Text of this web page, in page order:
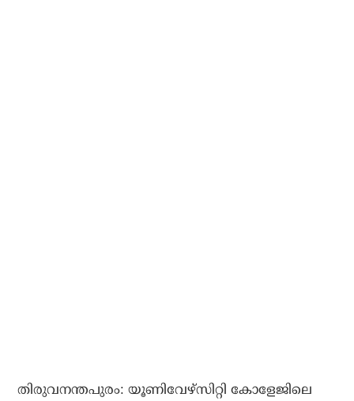
തിരുവനന്തപുരം: യൂണിവേഴ്‌സിറ്റി കോളേജിലെ